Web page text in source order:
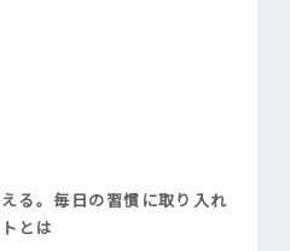
る。毎日の習慣に取り入れ
とは